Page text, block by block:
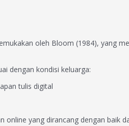
oleh Bloom (1984), yang
dengan kondisi keluarga:
tulis digital
yang dirancang dengan baik